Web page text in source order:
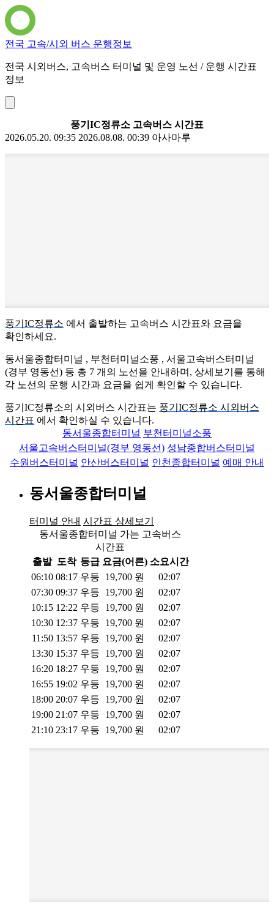
전국 고속/시외 버스 운행정보
전국 시외버스, 고속버스 터미널 및 운영 노선 / 운행 시간표
정보
풍기IC정류소 고속버스 시간표
2026.05.20. 09:35 2026.08.08. 00:39 아사마루
풍기IC정류소 에서 출발하는 고속버스 시간표와 요금을
확인하세요.
동서울종합터미널 , 부천터미널소풍 , 서울고속버스터미널
(경부 영동선) 등 총 7 개의 노선을 안내하며, 상세보기를 통해
각 노선의 운행 시간과 요금을 쉽게 확인할 수 있습니다.
풍기IC정류소의 시외버스 시간표는 풍기IC정류소 시외버스
시간표 에서 확인하실 수 있습니다.
동서울종합터미널 부천터미널소풍
서울고속버스터미널(경부 영동선) 성남종합버스터미널
수원버스터미널 안산버스터미널 인천종합터미널 예매 안내
동서울종합터미널
터미널 안내 시간표 상세보기
동서울종합터미널 가는 고속버스
시간표
출발 도착 등급 요금(어른) 소요시간
06:10 08:17 우등 19,700 원
02:07
07:30 09:37 우등 19,700 원
02:07
10:15 12:22 우등 19,700 원
02:07
10:30 12:37 우등 19,700 원
02:07
11:50 13:57 우등 19,700 원
02:07
13:30 15:37 우등 19,700 원
02:07
16:20 18:27 우등 19,700 원
02:07
16:55 19:02 우등 19,700 원
02:07
18:00 20:07 우등 19,700 원
02:07
19:00 21:07 우등 19,700 원
02:07
21:10 23:17 우등 19,700 원 02:07